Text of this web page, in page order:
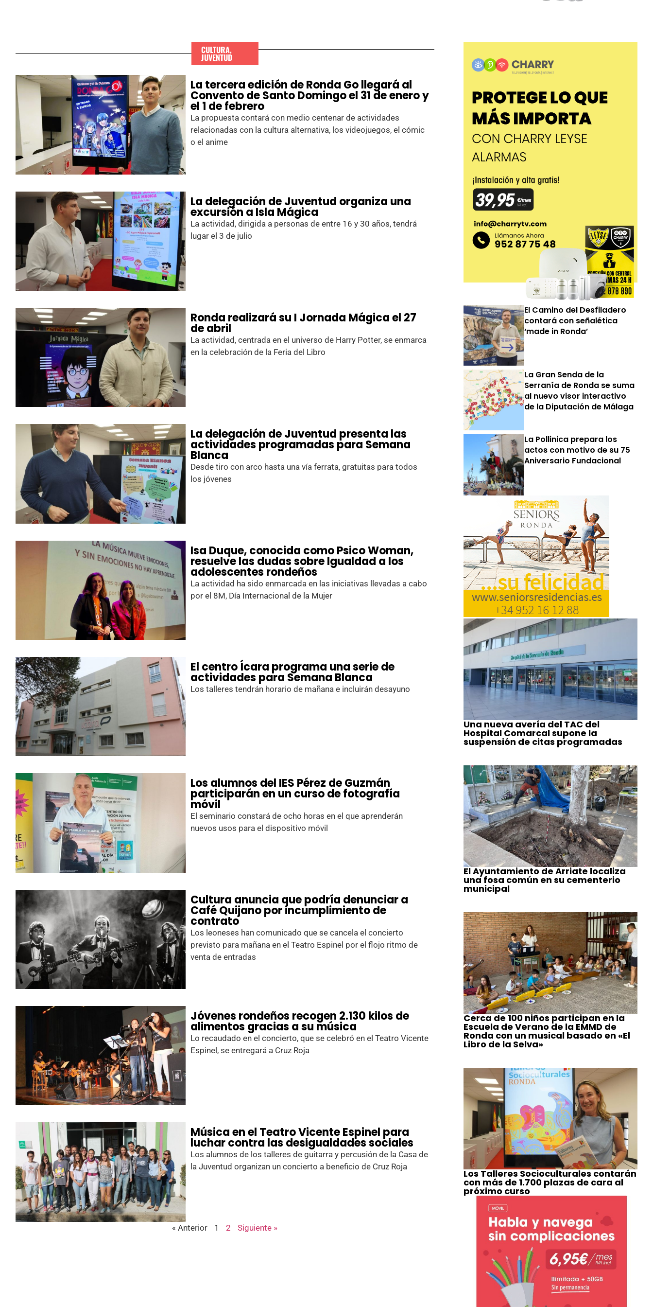
CULTURA,
JUVENTUD
La tercera edición de Ronda Go llegará al
Convento de Santo Domingo el 31 de enero y
el 1 de febrero
La propuesta contará con medio centenar de actividades
relacionadas con la cultura alternativa, los videojuegos, el cómic
o el anime
La delegación de Juventud organiza una
excursión a Isla Mágica
La actividad, dirigida a personas de entre 16 y 30 años, tendrá
lugar el 3 de julio
Ronda realizará su I Jornada Mágica el 27
de abril
La actividad, centrada en el universo de Harry Potter, se enmarca
en la celebración de la Feria del Libro
La delegación de Juventud presenta las
actividades programadas para Semana
Blanca
Desde tiro con arco hasta una vía ferrata, gratuitas para todos
los jóvenes
Isa Duque, conocida como Psico Woman,
resuelve las dudas sobre Igualdad a los
adolescentes rondeños
La actividad ha sido enmarcada en las iniciativas llevadas a cabo
por el 8M, Día Internacional de la Mujer
El centro Ícara programa una serie de
actividades para Semana Blanca
Los talleres tendrán horario de mañana e incluirán desayuno
Los alumnos del IES Pérez de Guzmán
participarán en un curso de fotografía
móvil
El seminario constará de ocho horas en el que aprenderán
nuevos usos para el dispositivo móvil
Cultura anuncia que podría denunciar a
Café Quijano por incumplimiento de
contrato
Los leoneses han comunicado que se cancela el concierto
previsto para mañana en el Teatro Espinel por el flojo ritmo de
venta de entradas
Jóvenes rondeños recogen 2.130 kilos de
alimentos gracias a su música
Lo recaudado en el concierto, que se celebró en el Teatro Vicente
Espinel, se entregará a Cruz Roja
Música en el Teatro Vicente Espinel para
luchar contra las desigualdades sociales
Los alumnos de los talleres de guitarra y percusión de la Casa de
la Juventud organizan un concierto a beneficio de Cruz Roja
« Anterior 1 2 Siguiente »
El Camino del Desfiladero
contará con señalética
‘made in Ronda’
La Gran Senda de la
Serranía de Ronda se suma
al nuevo visor interactivo
de la Diputación de Málaga
La Pollinica prepara los
actos con motivo de su 75
Aniversario Fundacional
Una nueva avería del TAC del
Hospital Comarcal supone la
suspensión de citas programadas
El Ayuntamiento de Arriate localiza
una fosa común en su cementerio
municipal
Cerca de 100 niños participan en la
Escuela de Verano de la EMMD de
Ronda con un musical basado en «El
Libro de la Selva»
Los Talleres Socioculturales contarán
con más de 1.700 plazas de cara al
próximo curso